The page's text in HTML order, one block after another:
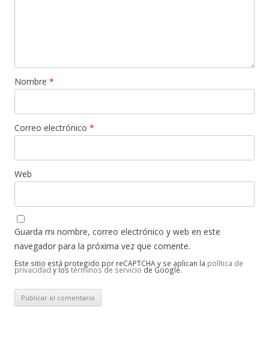
Nombre *
Correo electrónico *
Web
Guarda mi nombre, correo electrónico y web en este
navegador para la próxima vez que comente.
Este sitio está protegido por reCAPTCHA y se aplican la política de
privacidad y los términos de servicio de Google.